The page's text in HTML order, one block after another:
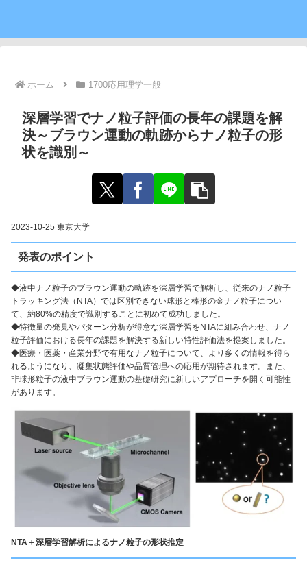
ホーム 1700応用理学一般
深層学習でナノ粒子評価の長年の課題を解
決～ブラウン運動の軌跡からナノ粒子の形
状を識別～
2023-10-25 東京大学
発表のポイント
◆液中ナノ粒子のブラウン運動の軌跡を深層学習で解析し、従来のナノ粒子
トラッキング法（NTA）では区別できない球形と棒形の金ナノ粒子につい
て、約80%の精度で識別することに初めて成功しました。
◆特徴量の発見やパターン分析が得意な深層学習をNTAに組み合わせ、ナノ
粒子評価における長年の課題を解決する新しい特性評価法を提案しました。
◆医療・医薬・産業分野で有用なナノ粒子について、より多くの情報を得ら
れるようになり、凝集状態評価や品質管理への応用が期待されます。また、
非球形粒子の液中ブラウン運動の基礎研究に新しいアプローチを開く可能性
があります。
NTA＋深層学習解析によるナノ粒子の形状推定